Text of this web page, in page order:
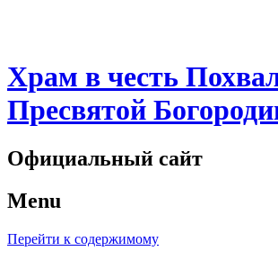
Храм в честь
Пресвятой
Официальный сайт
Menu
Перейти к содержимому